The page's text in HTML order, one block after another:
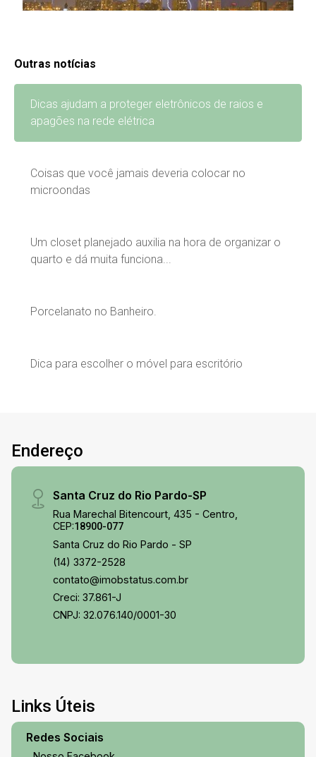
Outras notícias
Dicas ajudam a proteger eletrônicos de raios e
apagões na rede elétrica
Coisas que você jamais deveria colocar no
microondas
Um closet planejado auxilia na hora de organizar o
quarto e dá muita funciona...
Porcelanato no Banheiro.
Dica para escolher o móvel para escritório
Endereço
Santa Cruz do Rio Pardo-SP
Rua Marechal Bitencourt, 435 - Centro,
CEP:18900-077
Santa Cruz do Rio Pardo - SP
(14) 3372-2528
contato@imobstatus.com.br
Creci: 37.861-J
CNPJ: 32.076.140/0001-30
Links Úteis
Redes Sociais